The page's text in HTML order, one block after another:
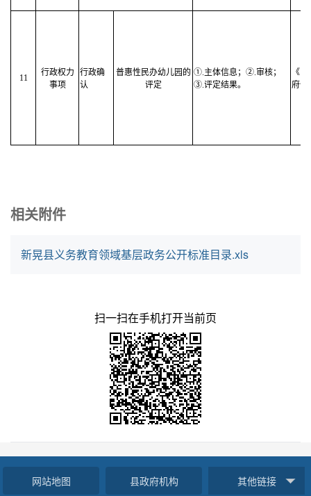
11
行政权力
事项
行政确
认
普惠性民办幼儿园的
评定
①.主体信息；②.审核；
③.评定结果。
《
府信
相关附件
新晃县义务教育领域基层政务公开标准目录.xls
扫一扫在手机打开当前页
网站地图 县政府机构 其他链接